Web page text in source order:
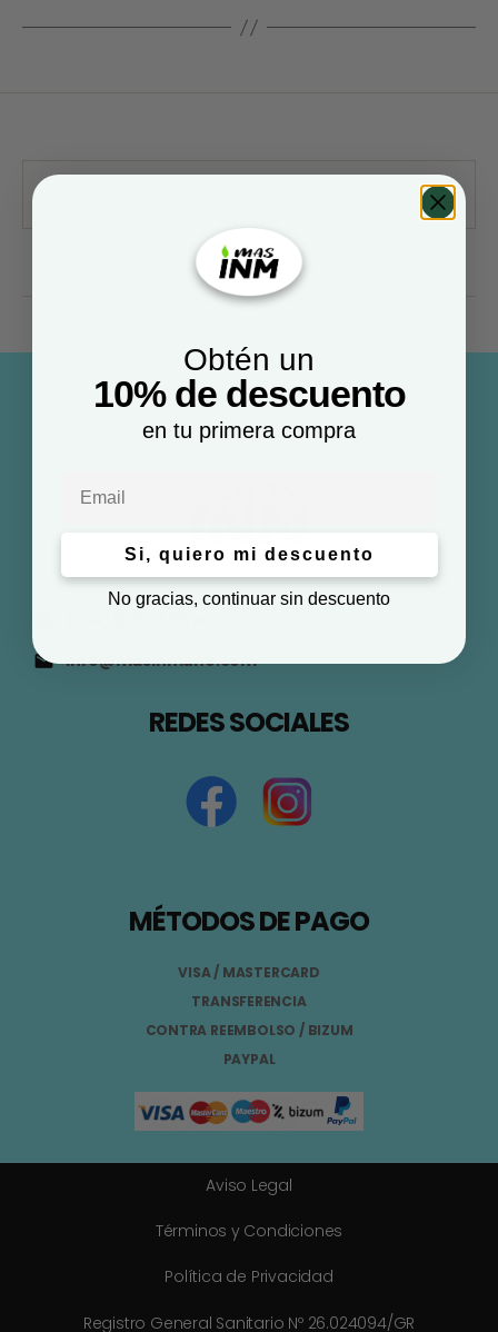
info@masinmune.com
REDES SOCIALES
MÉTODOS DE PAGO
VISA / MASTERCARD
TRANSFERENCIA
CONTRA REEMBOLSO / BIZUM
PAYPAL
Aviso Legal
Términos y Condiciones
Política de Privacidad
Registro General Sanitario Nº 26.024094/GR
Obtén un
10% de descuento
en tu primera compra
Si, quiero mi descuento
No gracias, continuar sin descuento